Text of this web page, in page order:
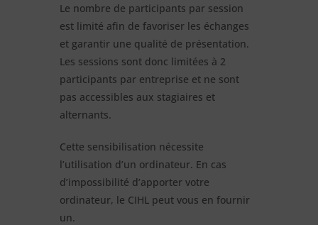
Le nombre de participants par session
est limité afin de favoriser les échanges
et garantir une qualité de présentation.
Les sessions sont donc limitées à 2
participants par entreprise et ne sont
pas accessibles aux stagiaires et
alternants.
Cette sensibilisation nécessite
l’utilisation d’un ordinateur. En cas
d’impossibilité d’apporter votre
ordinateur, le CIHL peut vous en fournir
un.